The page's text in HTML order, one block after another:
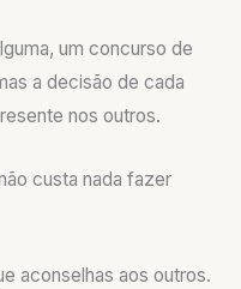
um concurso de
a decisão de cada
nos outros.
custa nada fazer
aconselhas aos outros.